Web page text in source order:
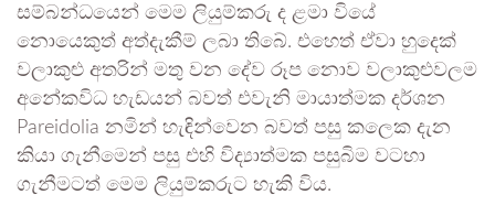
සම්බන්ධයෙන් මෙම ලියුම්කරු ද ළමා වියේ
නොයෙකුත් අත්දැකීම් ලබා තිබේ. එහෙත් ඒවා හුදෙක්
වලාකුළු අතරින් මතු වන දේව රූප නොව වලාකුළුවලම
අනේකවිධ හැඩයන් බවත් එවැනි මායාත්මක දර්ශන
Pareidolia නමින් හැඳින්වෙන බවත් පසු කලෙක දැන
කියා ගැනීමෙන් පසු එහි විද්‍යාත්මක පසුබිම වටහා
ගැනීමටත් මෙම ලියුම්කරුට හැකි විය.